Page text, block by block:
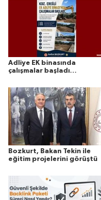
Adliye EK binasında
çalışmalar başladı…
Bozkurt, Bakan Tekin ile
eğitim projelerini görüştü